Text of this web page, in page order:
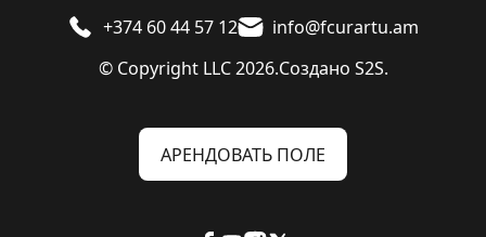
© Copyright LLC 2026.Создано S2S.
+374 60 44 57 12 info@fcurartu.am
АРЕНДОВАТЬ ПОЛЕ